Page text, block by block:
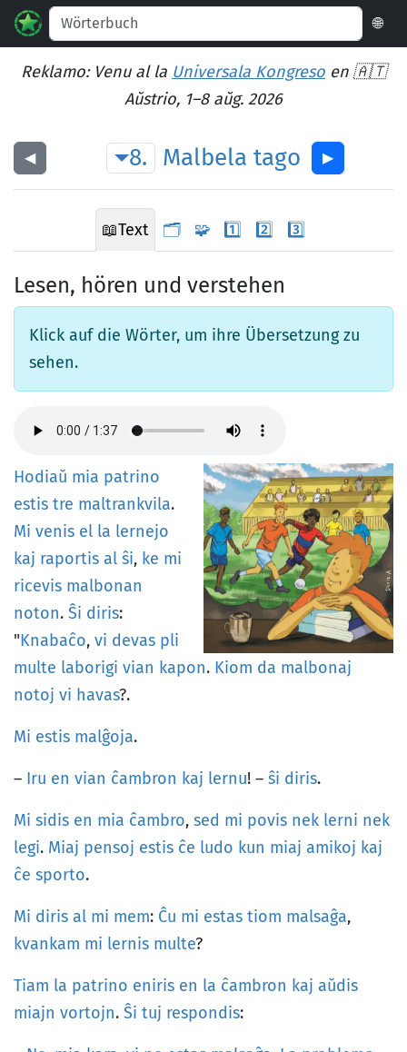
🌐
Reklamo: Venu al la Universala Kongreso en 🇦🇹
Aŭstrio, 1–8 aŭg. 2026
◀︎ 8. Malbela tago ▶︎
📖Text 🗂️ 🧩 1️⃣ 2️⃣ 3️⃣
Lesen, hören und verstehen
Klick auf die Wörter, um ihre Übersetzung zu
sehen.
Hodiaŭ mia patrino
estis tre maltrankvila.
Mi venis el la lernejo
kaj raportis al ŝi, ke mi
ricevis malbonan
noton. Ŝi diris:
"Knabaĉo, vi devas pli
multe laborigi vian kapon. Kiom da malbonaj
notoj vi havas?.
Mi estis malĝoja.
– Iru en vian ĉambron kaj lernu! – ŝi diris.
Mi sidis en mia ĉambro, sed mi povis nek lerni nek
legi. Miaj pensoj estis ĉe ludo kun miaj amikoj kaj
ĉe sporto.
Mi diris al mi mem: Ĉu mi estas tiom malsaĝa,
kvankam mi lernis multe?
Tiam la patrino eniris en la ĉambron kaj aŭdis
miajn vortojn. Ŝi tuj respondis: